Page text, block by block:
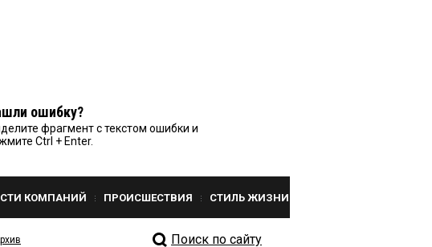
ошибку?
фрагмент с текстом ошибки и
Ctrl + Enter.
КОМПАНИЙ ПРОИСШЕСТВИЯ СТИЛЬ ЖИЗНИ
Поиск по сайту